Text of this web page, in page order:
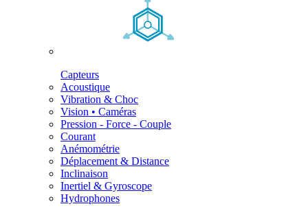
Capteurs
Acoustique
Vibration & Choc
Vision • Caméras
Pression - Force - Couple
Courant
Anémométrie
Déplacement & Distance
Inclinaison
Inertiel & Gyroscope
Hydrophones